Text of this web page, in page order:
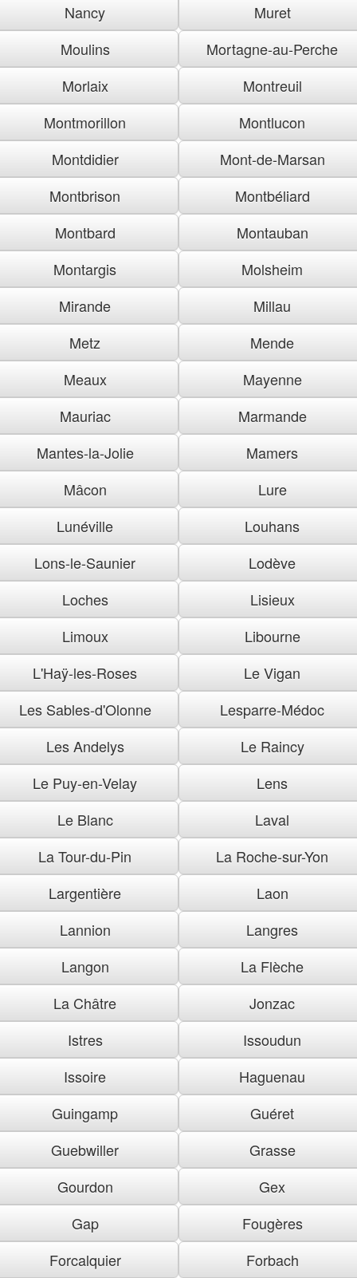
Nancy
Muret
Moulins
Mortagne-au-Perche
Morlaix
Montreuil
Montmorillon
Montlucon
Montdidier
Mont-de-Marsan
Montbrison
Montbéliard
Montbard
Montauban
Montargis
Molsheim
Mirande
Millau
Metz
Mende
Meaux
Mayenne
Mauriac
Marmande
Mantes-la-Jolie
Mamers
Mâcon
Lure
Lunéville
Louhans
Lons-le-Saunier
Lodève
Loches
Lisieux
Limoux
Libourne
L'Haÿ-les-Roses
Le Vigan
Les Sables-d'Olonne
Lesparre-Médoc
Les Andelys
Le Raincy
Le Puy-en-Velay
Lens
Le Blanc
Laval
La Tour-du-Pin
La Roche-sur-Yon
Largentière
Laon
Lannion
Langres
Langon
La Flèche
La Châtre
Jonzac
Istres
Issoudun
Issoire
Haguenau
Guingamp
Guéret
Guebwiller
Grasse
Gourdon
Gex
Gap
Fougères
Forcalquier
Forbach